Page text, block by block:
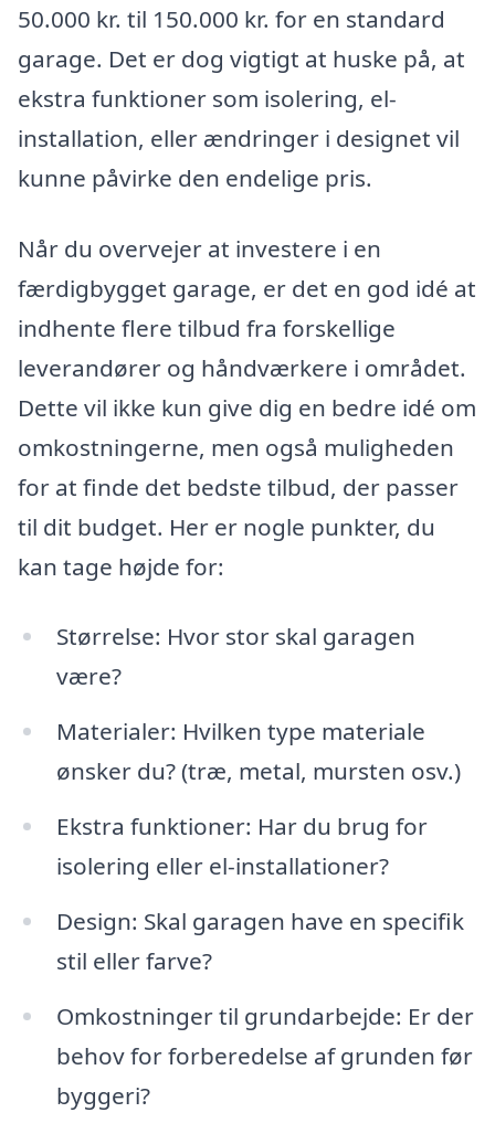
50.000 kr. til 150.000 kr. for en standard
garage. Det er dog vigtigt at huske på, at
ekstra funktioner som isolering, el-
installation, eller ændringer i designet vil
kunne påvirke den endelige pris.
Når du overvejer at investere i en
færdigbygget garage, er det en god idé at
indhente flere tilbud fra forskellige
leverandører og håndværkere i området.
Dette vil ikke kun give dig en bedre idé om
omkostningerne, men også muligheden
for at finde det bedste tilbud, der passer
til dit budget. Her er nogle punkter, du
kan tage højde for:
Størrelse: Hvor stor skal garagen
være?
Materialer: Hvilken type materiale
ønsker du? (træ, metal, mursten osv.)
Ekstra funktioner: Har du brug for
isolering eller el-installationer?
Design: Skal garagen have en specifik
stil eller farve?
Omkostninger til grundarbejde: Er der
behov for forberedelse af grunden før
byggeri?